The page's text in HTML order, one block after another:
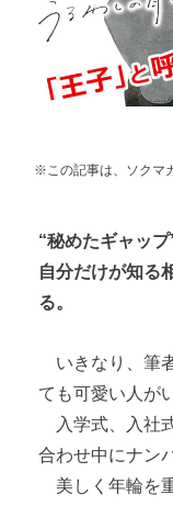
※この記事は、ソクマ
“秘めたギャップ
自分だけが知る
る。
いきなり、筆
ても可愛い人が
入学式、入社
合わせ中にナン
美しく年輪を